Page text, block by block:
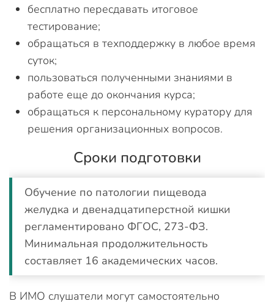
бесплатно пересдавать итоговое
тестирование;
обращаться в техподдержку в любое время
суток;
пользоваться полученными знаниями в
работе еще до окончания курса;
обращаться к персональному куратору для
решения организационных вопросов.
Сроки подготовки
Обучение по патологии пищевода
желудка и двенадцатиперстной кишки
регламентировано ФГОС, 273-ФЗ.
Минимальная продолжительность
составляет 16 академических часов.
В ИМО слушатели могут самостоятельно